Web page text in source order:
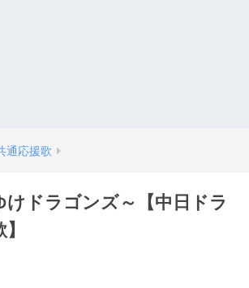
通応援歌
けドラゴンズ～【中日ドラ